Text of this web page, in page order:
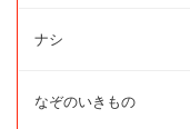
ナシ
なぞのいきもの